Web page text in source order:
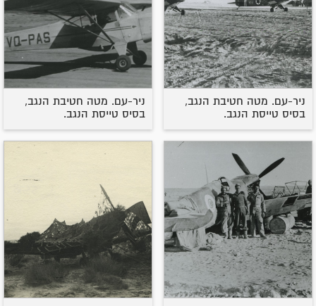
ניר-עם. מטה חטיבת הנגב,
בסיס טייסת הנגב.
ניר-עם. מטה חטיבת הנגב,
בסיס טייסת הנגב.